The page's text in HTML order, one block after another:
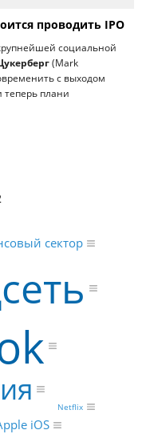
проводить IPO
социальной
(Mark
с выходом
плани
сектор
iOS
Netflix